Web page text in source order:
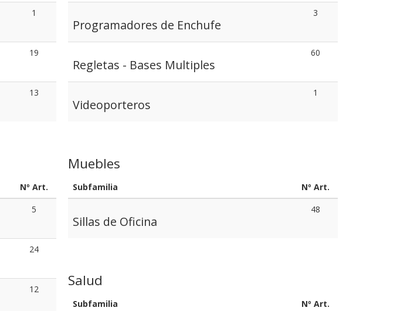
1
19
13
Programadores de Enchufe
3
Regletas - Bases Multiples
60
Videoporteros
1
Nº Art.
5
24
12
Muebles
Subfamilia Nº Art.
Sillas de Oficina
48
Salud
Subfamilia Nº Art.